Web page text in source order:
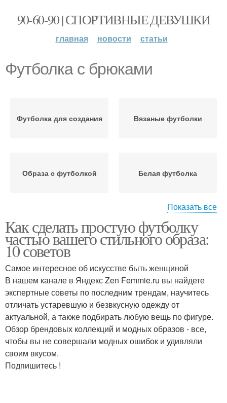
90-60-90 | СПОРТИВНЫЕ ДЕВУШКИ
главная новости статьи
Футболка с брюками
Футболка для создания Вязаные футболки
Образа с футболкой Белая футболка
Футболка в наряде Футболка с юбкой
Футболка для
спортивного стиля
Футболка для
вечернего образа
Футболка с джинсами Мужская футболка
Показать все
Как сделать простую футболку
частью вашего стильного образа:
10 советов
Самое интересное об искусстве быть женщиной
В нашем канале в Яндекс Zen Femmie.ru вы найдете
экспертные советы по последним трендам, научитесь
отличать устаревшую и безвкусную одежду от
актуальной, а также подбирать любую вещь по фигуре.
Обзор брендовых коллекций и модных образов - все,
чтобы вы не совершали модных ошибок и удивляли
своим вкусом.
Подпишитесь !